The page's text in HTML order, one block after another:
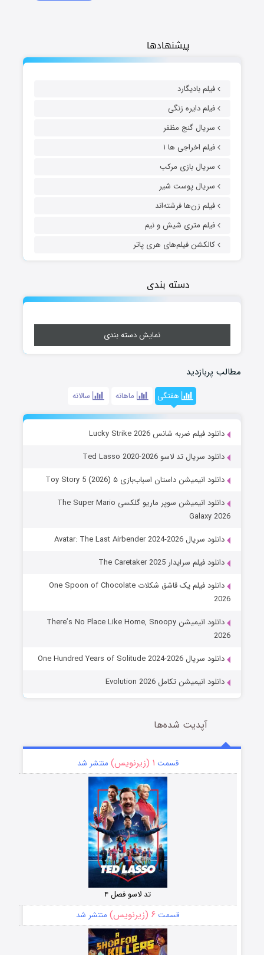
پیشنهادها
فیلم بادیگارد
فیلم دایره زنگی
سریال گنج مظفر
فیلم اخراجی ها ۱
سریال بازی مرکب
سریال پوست شیر
فیلم زن‌ها فرشته‌اند
فیلم متری شیش و نیم
کالکشن فیلم‌های هری پاتر
دسته بندی
نمایش دسته بندی
مطالب پربازدید
هفتگی ماهانه سالانه
دانلود فیلم ضربه شانس Lucky Strike 2026
دانلود سریال تد لاسو Ted Lasso 2020-2026
دانلود انیمیشن داستان اسباب‌بازی ۵ Toy Story 5 (2026)
دانلود انیمیشن سوپر ماریو گلکسی The Super Mario
Galaxy 2026
دانلود سریال Avatar: The Last Airbender 2024-2026
دانلود فیلم سرایدار The Caretaker 2025
دانلود فیلم یک قاشق شکلات One Spoon of Chocolate
2026
دانلود انیمیشن There’s No Place Like Home, Snoopy
2026
دانلود سریال One Hundred Years of Solitude 2024-2026
دانلود انیمیشن تکامل Evolution 2026
آپدیت شده‌ها
قسمت ۱ (زیرنویس) منتشر شد
تد لاسو فصل ۴
قسمت ۶ (زیرنویس) منتشر شد